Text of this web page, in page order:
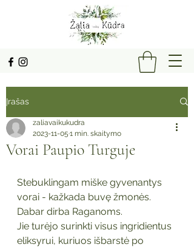
Įrašas
Vorai Paupio Turguje
zaliavaikukudra
2023-11-05 1 min. skaitymo
Stebuklingam miške gyvenantys
vorai - kažkada buvę žmonės.
Dabar dirba Raganoms.
Jie turėjo surinkti visus ingridientus
eliksyrui, kuriuos išbarstė po